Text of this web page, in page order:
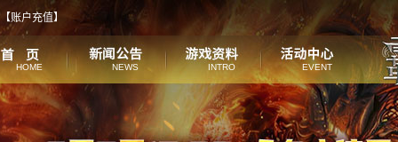
【账户充值】
HOME NEWS INTRO EVENT